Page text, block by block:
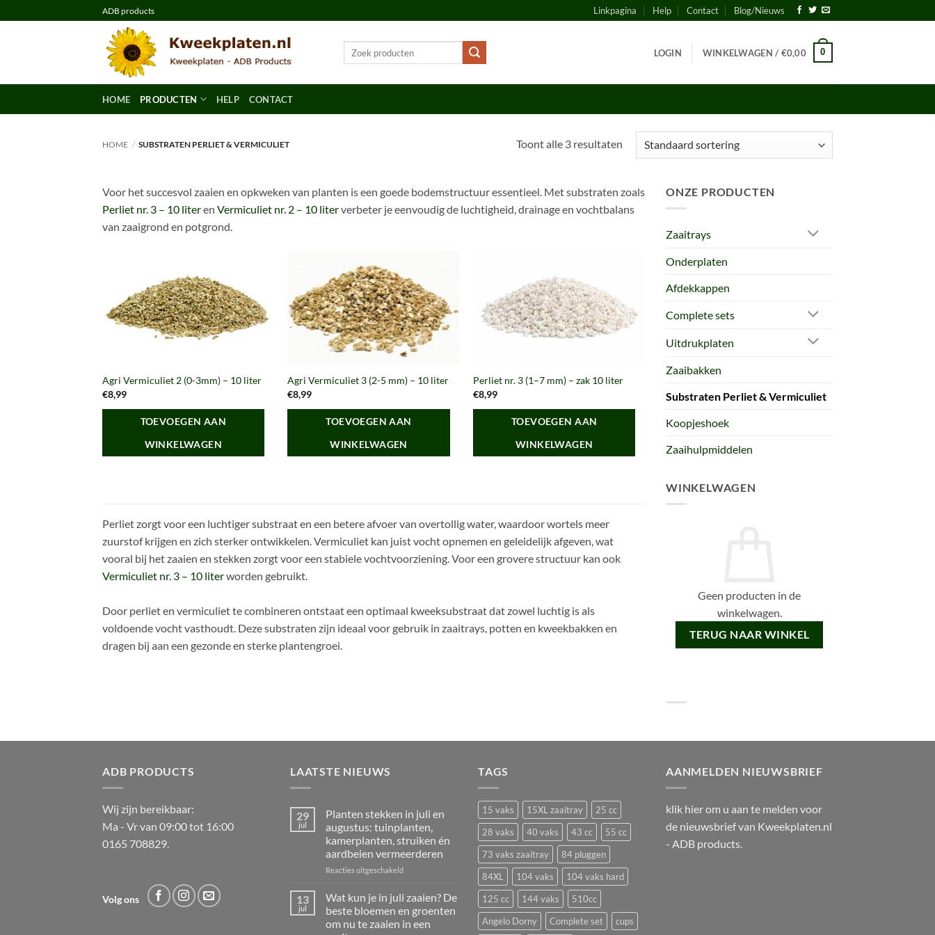
naar
ADB products Linkpagina Help Contact Blog/Nieuws
LOGIN WINKELWAGEN / €0,00 0
HOME PRODUCTEN HELP CONTACT
HOME / SUBSTRATEN PERLIET & VERMICULIET Toont alle 3 resultaten
Voor het succesvol zaaien en opkweken van planten is een goede bodemstructuur essentieel. Met substraten zoals
Perliet nr. 3 – 10 literen Vermiculiet nr. 2 – 10 literverbeter je eenvoudig de luchtigheid, drainage en vochtbalans
van zaaigrond en potgrond.
Agri Vermiculiet 2 (0-3mm) – 10 liter
€8,99
TOEVOEGEN AAN
WINKELWAGEN
Agri Vermiculiet 3 (2-5 mm) – 10 liter
€8,99
TOEVOEGEN AAN
WINKELWAGEN
Perliet nr. 3 (1–7 mm) – zak 10 liter
€8,99
TOEVOEGEN AAN
WINKELWAGEN
Perliet zorgt voor een luchtiger substraat en een betere afvoer van overtollig water, waardoor wortels meer
zuurstof krijgen en zich sterker ontwikkelen. Vermiculiet kan juist vocht opnemen en geleidelijk afgeven, wat
vooral bij het zaaien en stekken zorgt voor een stabiele vochtvoorziening. Voor een grovere structuur kan ook
Vermiculiet nr. 3 – 10 literworden gebruikt.
Door perliet en vermiculiet te combineren ontstaat een optimaal kweeksubstraat dat zowel luchtig is als
voldoende vocht vasthoudt. Deze substraten zijn ideaal voor gebruik in zaaitrays, potten en kweekbakken en
dragen bij aan een gezonde en sterke plantengroei.
ONZE PRODUCTEN
Zaaitrays
Onderplaten
Afdekkappen
Complete sets
Uitdrukplaten
Zaaibakken
Substraten Perliet & Vermiculiet
Koopjeshoek
Zaaihulpmiddelen
WINKELWAGEN
Geen producten in de
winkelwagen.
TERUG NAAR WINKEL
ADB PRODUCTS
Wij zijn bereikbaar:
Ma - Vr van 09:00 tot 16:00
0165 708829.
Volg ons
LAATSTE NIEUWS
29
jul
Planten stekken in juli en
augustus: tuinplanten,
kamerplanten, struiken én
aardbeien vermeerderen
Reacties uitgeschakeldvoor
stekken
juli
en
13
jul
Wat kun je in juli zaaien? De
beste bloemen en groenten
om nu te zaaien in een
TAGS
15 vaks 15XL zaaitray
25 cc
28 vaks
40 vaks 43 cc
55 cc
73 vaks zaaitray
84 pluggen
84XL
104 vaks
104 vaks hard
125 cc
144 vaks
510cc
Angelo Dorny
Complete set cups
AANMELDEN NIEUWSBRIEF
klik hierom u aan te melden voor
de nieuwsbrief van Kweekplaten.nl
- ADB products.